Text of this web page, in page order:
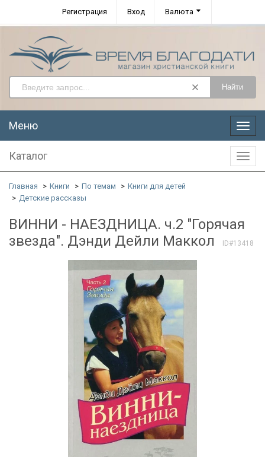
Регистрация Вход Валюта
Найти
Меню
Меню
Каталог
Главная Книги По темам
Книги для детей
Детские рассказы
ВИННИ - НАЕЗДНИЦА. ч.2 "Горячая
звезда". Дэнди Дейли Маккол
ID#13418